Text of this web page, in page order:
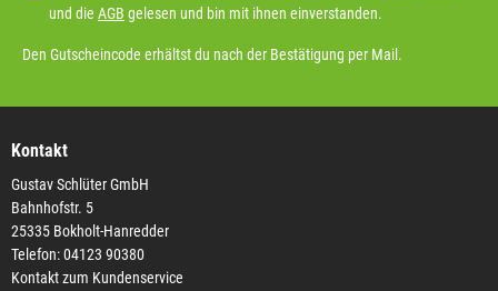
und die AGB gelesen und bin mit ihnen einverstanden.
Den Gutscheincode erhältst du nach der Bestätigung per Mail.
Kontakt
Gustav Schlüter GmbH
Bahnhofstr. 5
25335 Bokholt-Hanredder
Telefon: 04123 90380
Kontakt zum Kundenservice